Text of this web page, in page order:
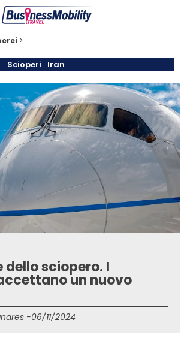
>
Scioperi Iran
dello sciopero. I
un nuovo
-06/11/2024